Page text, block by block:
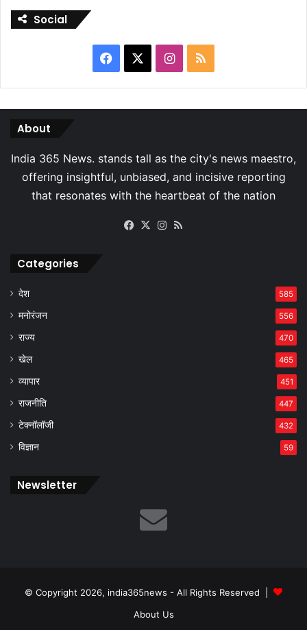
Social
Facebook Instagram
RSS
About
Facebook
X Instagram
Categories
देश 585
मनोरंजन 556
राज्य 470
खेल 465
व्यापार 451
राजनीति 447
टेक्नॉलॉजी 432
विज्ञान 59
Newsletter
© Copyright 2026, india365news - All Rights Reserved |
About Us